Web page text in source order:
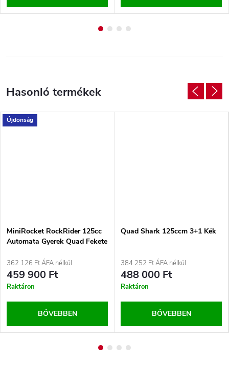
Újdonság
MiniRocket RockRider 125cc
Automata Gyerek Quad Fekete
362 126 Ft ÁFA nélkül
459 900 Ft
Raktáron
BŐVEBBEN
Quad Shark 125ccm 3+1 Kék
384 252 Ft ÁFA nélkül
488 000 Ft
Raktáron
BŐVEBBEN